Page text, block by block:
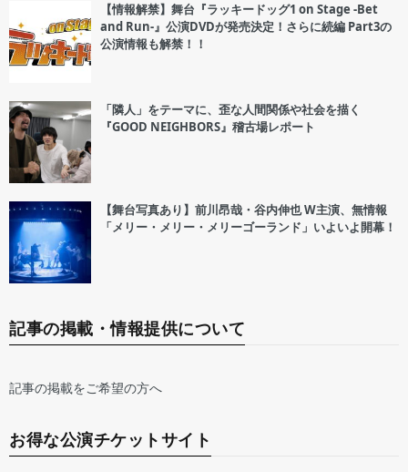
【情報解禁】舞台『ラッキードッグ1 on Stage -Bet
and Run-』公演DVDが発売決定！さらに続編 Part3の
公演情報も解禁！！
「隣人」をテーマに、歪な人間関係や社会を描く
『GOOD NEIGHBORS』稽古場レポート
【舞台写真あり】前川昂哉・谷内伸也 W主演、無情報
「メリー・メリー・メリーゴーランド」いよいよ開幕！
記事の掲載・情報提供について
記事の掲載をご希望の方へ
お得な公演チケットサイト